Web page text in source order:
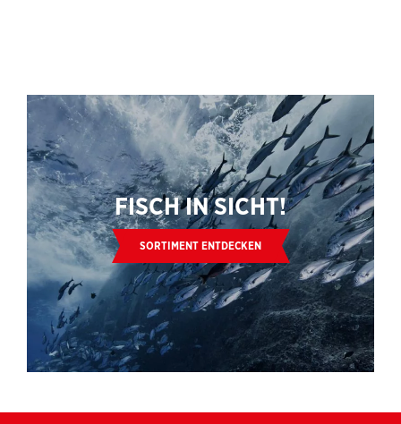
FISCH IN SICHT!
SORTIMENT ENTDECKEN